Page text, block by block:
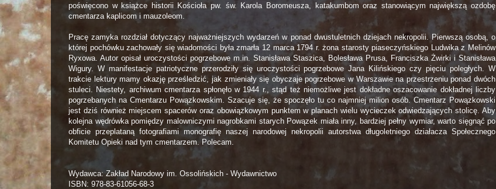
poświęcono w książce historii Kościoła pw. św. Karola Boromeusza, katakumbom oraz stanowiącym największą ozdobę
cmentarza kaplicom i mauzoleom.
Pracę zamyka rozdział dotyczący najważniejszych wydarzeń w ponad dwustuletnich dziejach nekropolii. Pierwszą osobą, o
której pochówku zachowały się wiadomości była zmarła 12 marca 1794 r. żona starosty piaseczyńskiego Ludwika z Melinów
Ryxowa. Autor opisał uroczystości pogrzebowe m.in. Stanisława Staszica, Bolesława Prusa, Franciszka Żwirki i Stanisława
Wigury. W manifestacje patriotyczne przerodziły się uroczystości pogrzebowe Jana Kilińskiego czy pięciu poległych. W
trakcie lektury mamy okazję prześledzić, jak zmieniały się obyczaje pogrzebowe w Warszawie na przestrzeniu ponad dwóch
stuleci. Niestety, archiwum cmentarza spłonęło w 1944 r., stąd też niemożliwe jest dokładne oszacowanie dokładnej liczby
pogrzebanych na Cmentarzu Powązkowskim. Szacuje się, że spoczęło tu co najmniej milion osób. Cmentarz Powązkowski
jest dziś również miejscem spacerów oraz obowiązkowym punktem w planach wielu wycieczek odwiedzających stolicę. Aby
kolejna wędrówka pomiędzy malowniczymi nagrobkami starych Powązek miała inny, bardziej pełny wymiar, warto sięgnąć po
obficie przeplataną fotografiami monografię naszej narodowej nekropolii autorstwa długoletniego działacza Społecznego
Komitetu Opieki nad tym cmentarzem. Polecam.
Wydawca: Zakład Narodowy im. Ossolińskich - Wydawnictwo
ISBN: 978-83-61056-68-3